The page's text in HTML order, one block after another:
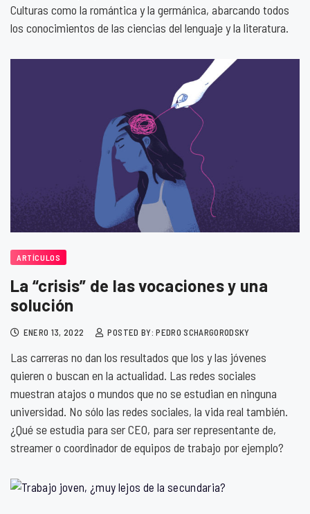
Culturas como la romántica y la germánica, abarcando todos
los conocimientos de las ciencias del lenguaje y la literatura.
ARTÍCULOS
La “crisis” de las vocaciones y una
solución
ENERO 13, 2022 POSTED BY: PEDRO SCHARGORODSKY
Las carreras no dan los resultados que los y las jóvenes
quieren o buscan en la actualidad. Las redes sociales
muestran atajos o mundos que no se estudian en ninguna
universidad. No sólo las redes sociales, la vida real también.
¿Qué se estudia para ser CEO, para ser representante de,
streamer o coordinador de equipos de trabajo por ejemplo?